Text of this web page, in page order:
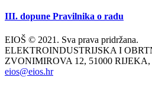
III. dopune Pravilnika o radu
EIOŠ © 2021. Sva prava pridržana.
ELEKTROINDUSTRIJSKA I
ZVONIMIROVA 12, 51000 RIJEKA,
eios@eios.hr